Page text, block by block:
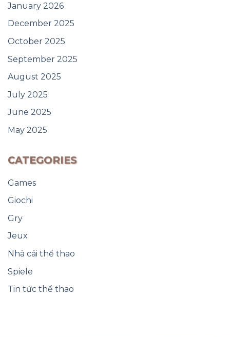
January 2026
December 2025
October 2025
September 2025
August 2025
July 2025
June 2025
May 2025
CATEGORIES
Games
Giochi
Gry
Jeux
Nhà cái thể thao
Spiele
Tin tức thể thao